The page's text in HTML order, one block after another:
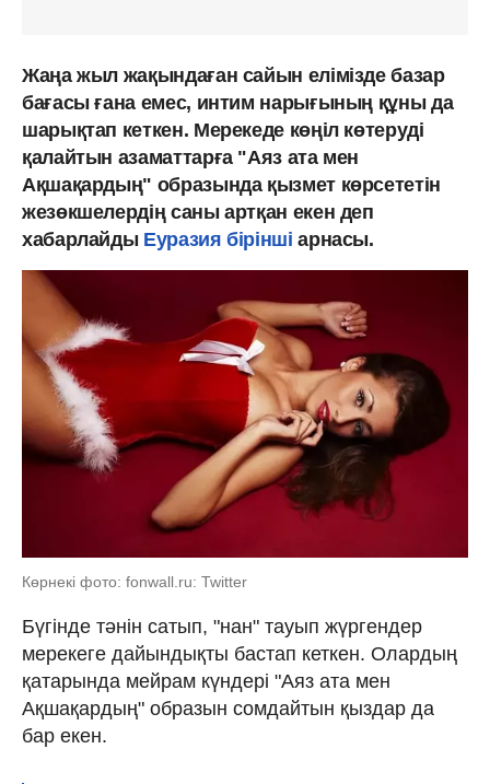
Жаңа жыл жақындаған сайын елімізде базар
бағасы ғана емес, интим нарығының құны да
шарықтап кеткен. Мерекеде көңіл көтеруді
қалайтын азаматтарға "Аяз ата мен
Ақшақардың" образында қызмет көрсететін
жезөкшелердің саны артқан екен деп
хабарлайды Еуразия бірінші арнасы.
Көрнекі фото: fonwall.ru: Twitter
Бүгінде тәнін сатып, "нан" тауып жүргендер
мерекеге дайындықты бастап кеткен. Олардың
қатарында мейрам күндері "Аяз ата мен
Ақшақардың" образын сомдайтын қыздар да
бар екен.